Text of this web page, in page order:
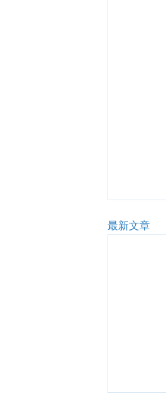
最新文章